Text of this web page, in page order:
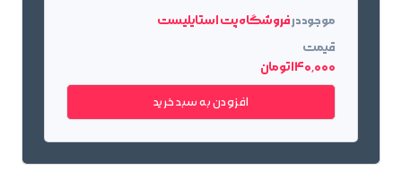
موجود درفروشگاه پت استایلیست
قیمت
140٬000 تومان
افزودن به سبد خرید